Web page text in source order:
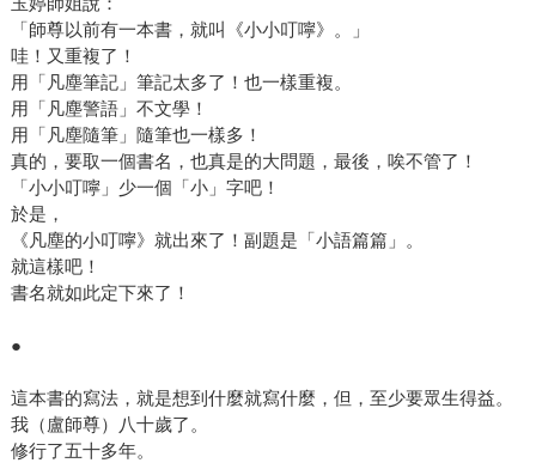
「師尊以前有一本書，就叫《小小叮嚀》。」
哇！又重複了！
用「凡塵筆記」筆記太多了！也一樣重複。
用「凡塵警語」不文學！
用「凡塵隨筆」隨筆也一樣多！
真的，要取一個書名，也真是的大問題，最後，唉不管了！
「小小叮嚀」少一個「小」字吧！
於是，
《凡塵的小叮嚀》就出來了！副題是「小語篇篇」。
就這樣吧！
書名就如此定下來了！
●
這本書的寫法，就是想到什麼就寫什麼，但，至少要眾生得益。
我（盧師尊）八十歲了。
修行了五十多年。